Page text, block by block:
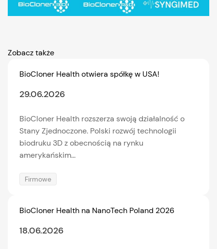
Zobacz także
BioCloner Health otwiera spółkę w USA!
29.06.2026
BioCloner Health rozszerza swoją działalność o
Stany Zjednoczone. Polski rozwój technologii
biodruku 3D z obecnością na rynku
amerykańskim...
Firmowe
BioCloner Health na NanoTech Poland 2026
18.06.2026